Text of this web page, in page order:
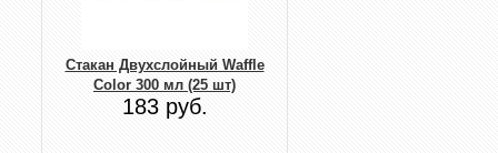
Стакан Двухслойный Waffle
Color 300 мл (25 шт)
183 руб.